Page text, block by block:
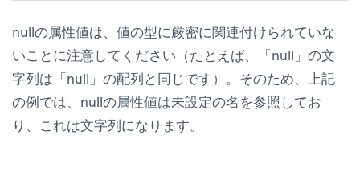
nullの属性値は、値の型に厳密に関連付けられていな
いことに注意してください（たとえば、「null」の文
字列は「null」の配列と同じです）。そのため、上記
の例では、nullの属性値は未設定の名を参照してお
り、これは文字列になります。